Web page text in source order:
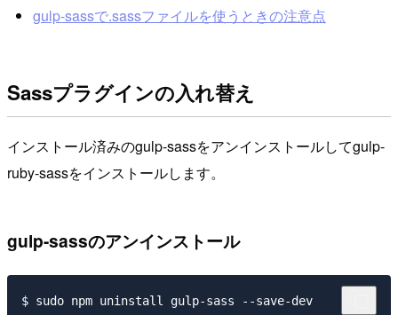
gulp-sassで.sassファイルを使うときの注意点
Sassプラグインの入れ替え
インストール済みのgulp-sassをアンインストールしてgulp-
ruby-sassをインストールします。
gulp-sassのアンインストール
$ sudo npm uninstall gulp-sass --save-dev